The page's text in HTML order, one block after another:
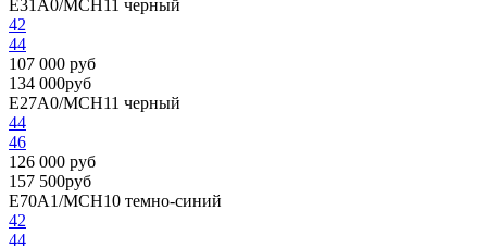
E31A0/MCH11 черный
42
44
107 000 руб
134 000руб
E27A0/MCH11 черный
44
46
126 000 руб
157 500руб
E70A1/MCH10 темно-синий
42
44